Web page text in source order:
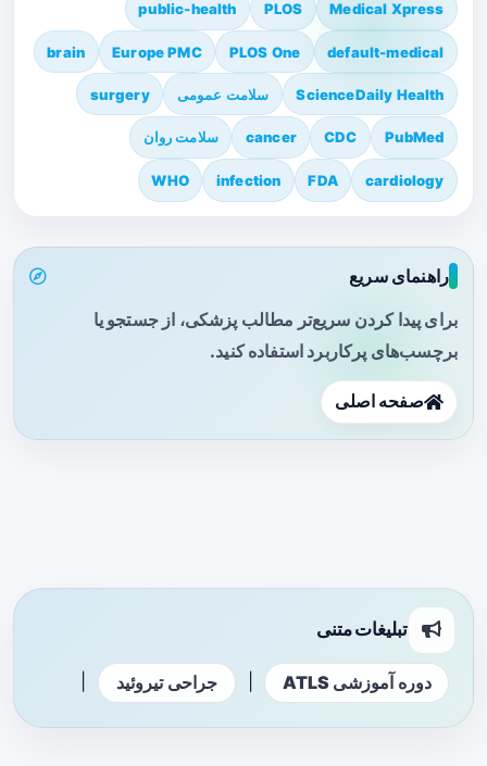
Medical Xpress
PLOS
public-health
default-medical
PLOS One
Europe PMC
brain
ScienceDaily Health سلامت عمومی surgery
PubMed
CDC
cancer سلامت روان
cardiology
FDA
infection
WHO
راهنمای سریع
برای پیدا کردن سریع‌تر مطالب پزشکی، از جستجو یا
برچسب‌های پرکاربرد استفاده کنید.
صفحه اصلی
تبلیغات متنی
دوره آموزشی ATLS جراحی تیروئید